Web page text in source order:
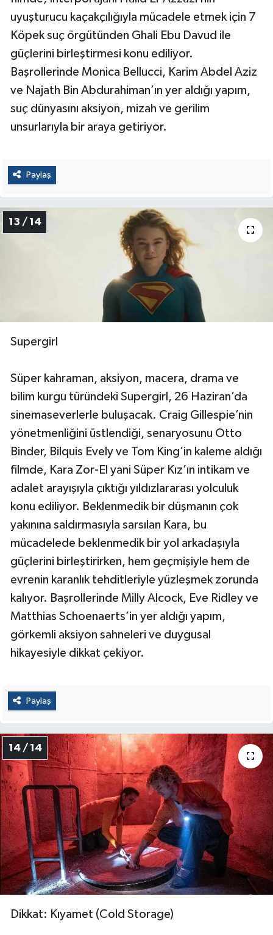
uyuşturucu kaçakçılığıyla mücadele etmek için 7
Köpek suç örgütünden Ghali Ebu Davud ile
güçlerini birleştirmesi konu ediliyor.
Başrollerinde Monica Bellucci, Karim Abdel Aziz
ve Najath Bin Abdurahiman’ın yer aldığı yapım,
suç dünyasını aksiyon, mizah ve gerilim
unsurlarıyla bir araya getiriyor.
Paylaş
13 / 14
Supergirl
Süper kahraman, aksiyon, macera, drama ve
bilim kurgu türündeki Supergirl, 26 Haziran’da
sinemaseverlerle buluşacak. Craig Gillespie’nin
yönetmenliğini üstlendiği, senaryosunu Otto
Binder, Bilquis Evely ve Tom King’in kaleme aldığı
filmde, Kara Zor-El yani Süper Kız’ın intikam ve
adalet arayışıyla çıktığı yıldızlararası yolculuk
konu ediliyor. Beklenmedik bir düşmanın çok
yakınına saldırmasıyla sarsılan Kara, bu
mücadelede beklenmedik bir yol arkadaşıyla
güçlerini birleştirirken, hem geçmişiyle hem de
evrenin karanlık tehditleriyle yüzleşmek zorunda
kalıyor. Başrollerinde Milly Alcock, Eve Ridley ve
Matthias Schoenaerts’in yer aldığı yapım,
görkemli aksiyon sahneleri ve duygusal
hikayesiyle dikkat çekiyor.
Paylaş
14 / 14
Dikkat: Kıyamet (Cold Storage)